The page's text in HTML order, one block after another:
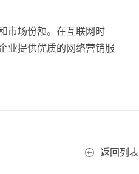
市场份额。在互联网时
业提供优质的网络营销服
返回列表